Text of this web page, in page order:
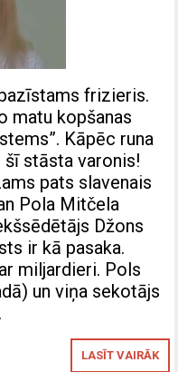
frizieris.
matu kopšanas
Kāpēc runa
stāsta varonis!
pats slavenais
Pola Mitčela
Džons
ir kā pasaka.
miljardieri. Pols
un viņa sekotājs
LASĪT VAIRĀK